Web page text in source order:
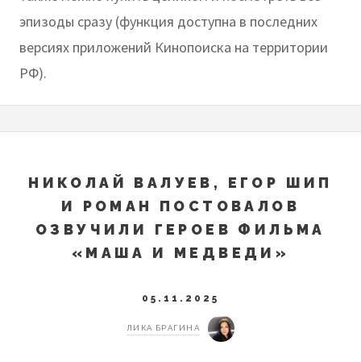
эпизоды сразу (функция доступна в последних
версиях приложений Кинопоиска на территории
РФ).
НИКОЛАЙ ВАЛУЕВ, ЕГОР ШИП
И РОМАН ПОСТОВАЛОВ
ОЗВУЧИЛИ ГЕРОЕВ ФИЛЬМА
«МАША И МЕДВЕДИ»
05.11.2025
ЛИКА БРАГИНА